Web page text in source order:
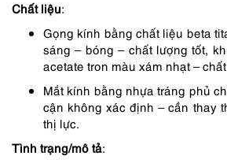
Chất liệu:
Gọng kính bằng chất liệu beta
sáng – bóng – chất lượng tốt,
acetate tron màu xám nhạt –
Mắt kính bằng nhựa tráng phủ
cận không xác định – cần thay
thị lực.
Tình trạng/mô tả: